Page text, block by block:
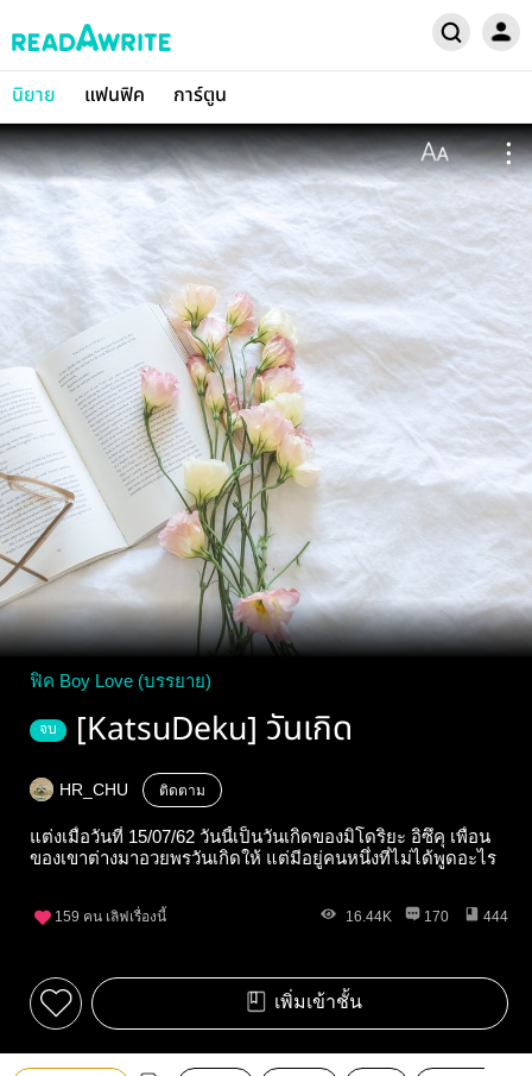
นิยาย แฟนฟิค การ์ตูน
ฟิค Boy Love (บรรยาย)
จบ [KatsuDeku] วันเกิด
HR_CHU ติดตาม
แต่งเมื่อวันที่ 15/07/62 วันนี้เป็นวันเกิดของมิโดริยะ อิซึคุ เพื่อน
ของเขาต่างมาอวยพรวันเกิดให้ แต่มีอยู่คนหนึ่งที่ไม่ได้พูดอะไร
159 คน เลิฟเรื่องนี้ 16.44K 170 444
เพิ่มเข้าชั้น